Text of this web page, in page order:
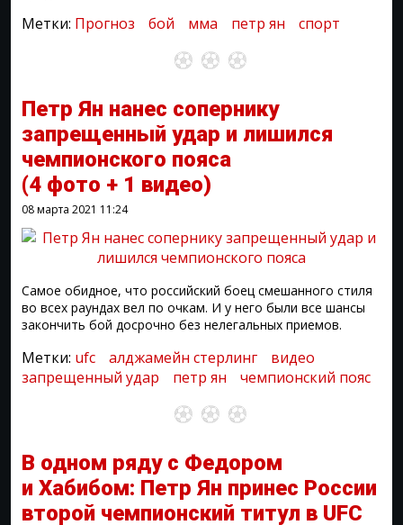
Метки: Прогноз бой мма петр ян спорт
Петр Ян нанес сопернику
запрещенный удар и лишился
чемпионского пояса
(4 фото + 1 видео)
08 марта 2021 11:24
Самое обидное, что российский боец смешанного стиля
во всех раундах вел по очкам. И у него были все шансы
закончить бой досрочно без нелегальных приемов.
Метки: ufc алджамейн стерлинг
видео
запрещенный удар
петр ян чемпионский пояс
В одном ряду с Федором
и Хабибом: Петр Ян принес России
второй чемпионский титул в UFC